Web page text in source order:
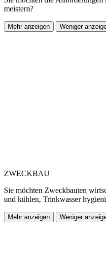
meistern?
Mehr anzeigen Weniger
ZWECKBAU
Sie möchten Zweckbauten
und kühlen, Trinkwasser
Mehr anzeigen Weniger